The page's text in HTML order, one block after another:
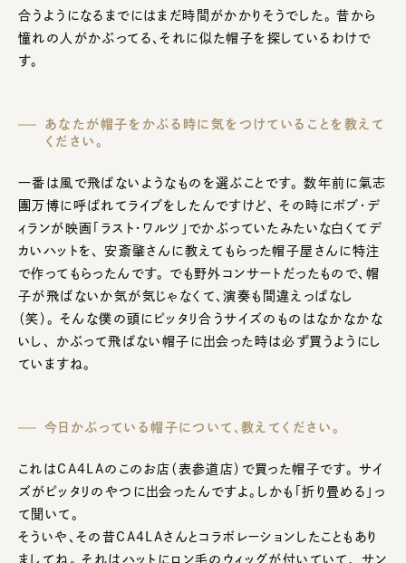
合うようになるまでにはまだ時間がかかりそうでした。 昔から
憧れの人がかぶってる、それに似た帽子を探しているわけで
す。
あなたが帽子をかぶる時に気をつけていることを教えて
ください。
一番は風で飛ばないようなものを選ぶことです。 数年前に氣志
團万博に呼ばれてライブをしたんですけど、 その時にボブ・デ
ィランが映画「ラスト・ワルツ」でかぶっていたみたいな白くてデ
カいハットを、 安斎肇さんに教えてもらった帽子屋さんに特注
で作ってもらったんです。 でも野外コンサートだったもので、帽
子が飛ばないか気が気じゃなくて、演奏も間違えっぱなし
（笑）。 そんな僕の頭にピッタリ合うサイズのものはなかなかな
いし、 かぶって飛ばない帽子に出会った時は必ず買うようにし
ていますね。
今日かぶっている帽子について、教えてください。
これはCA4LAのこのお店（表参道店）で買った帽子です。 サイ
ズがピッタリのやつに出会ったんですよ。しかも「折り畳める」っ
て聞いて。
そういや、その昔CA4LAさんとコラボレーションしたこともあり
ましてね。 それはハットにロン毛のウィッグが付いていて、 サン